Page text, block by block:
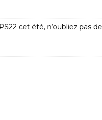
cet été, n’oubliez pas de